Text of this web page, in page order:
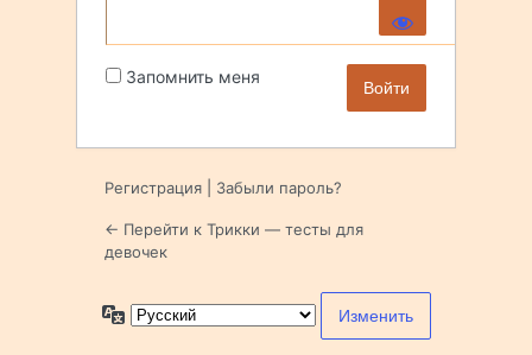
Запомнить меня
Регистрация Забыли пароль?
← Перейти к Трикки — тесты для
девочек
Язык